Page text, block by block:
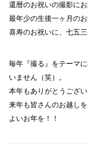
還暦のお祝いの撮影にお
最年少の生後一ヶ月の
喜寿のお祝いに、七五三
毎年『撮る』をテーマ
いません （笑） 。
本年もありがとうござい
来年も皆さんのお越し
よいお年を ！！